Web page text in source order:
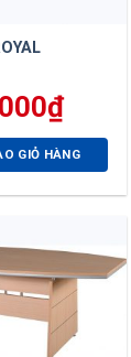
₫
GIỎ HÀNG